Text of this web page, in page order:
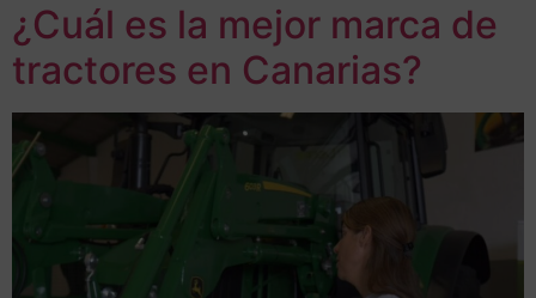
¿Cuál es la mejor marca de
tractores en Canarias?